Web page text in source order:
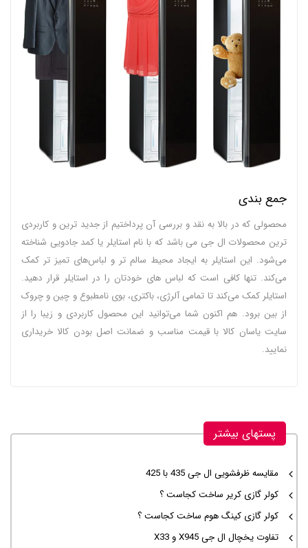
جمع بندی
محصولی که در بالا به نقد و بررسی آن پرداختیم از جدید ترین و کاربردی‌
ترین محصولات ال جی می باشد که با نام استایلر یا کمد جادویی شناخته
می‌شود. این استایلر به ایجاد محیط سالم‌ تر و لباس‌های تمیز تر کمک
می‌کند. تنها کافی است که لباس‌ های خودتان را در استایلر قرار دهید.
استایلر کمک می‌کند تا تمامی آلرژی، باکتری، بوی نامطبوع و چین و چروک
از بین برود. هم اکنون شما می‌توانید این محصول کاربردی و زیبا را از
سایت یاسان کالا با قیمت مناسب و ضمانت اصل بودن کالا خریداری
نمایید.
پستهای بیشتر
مقایسه ظرفشویی ال جی 435 با 425
کولر گازی کریر ساخت کجاست ؟
کولر گازی کینگ هوم ساخت کجاست ؟
تفاوت یخچال ال جی X945 و X33